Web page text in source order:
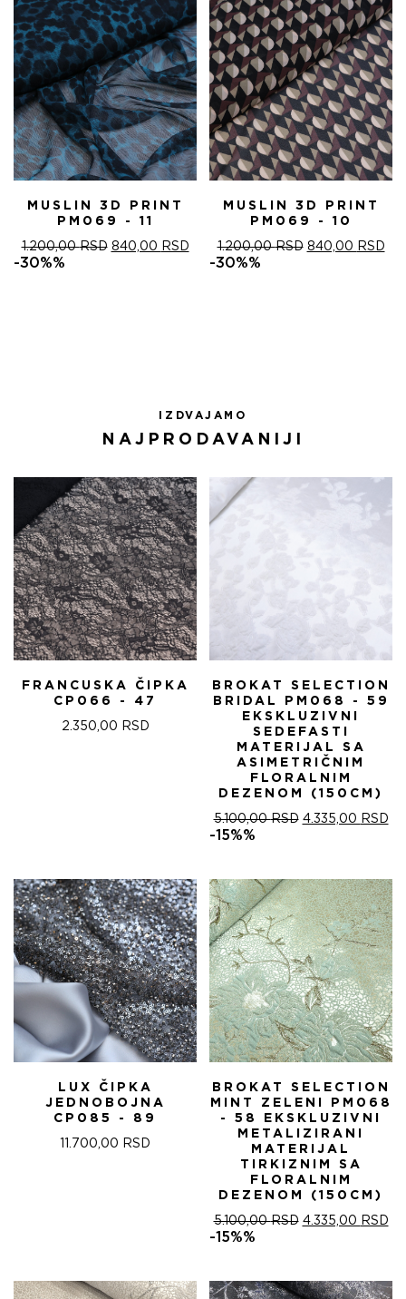
MUSLIN 3D PRINT
PM069 - 11
1.200,00RSD ОРИГИНАЛНА
840,00 RSDТРЕНУТНА
ЦЕНА
-30%%
MUSLIN 3D PRINT
PM069 - 10
1.200,00RSD ОРИГИНАЛНА
840,00 RSD
-30%%
IZDVAJAMO
NAJPRODAVANIJI
FRANCUSKA ČIPKA
CP066 - 47
2.350,00 RSD
BROKAT SELECTION
BRIDAL PM068 - 59
EKSKLUZIVNI
SEDEFASTI
MATERIJAL SA
ASIMETRIČNIM
FLORALNIM
DEZENOM (150CM)
5.100,00RSD ОРИГИНАЛНА
5.100,00 RSD.
4.335,00 RSD
-15%%
LUX ČIPKA
JEDNOBOJNA
CP085 - 89
11.700,00 RSD
BROKAT SELECTION
MINT ZELENI PM068
- 58 EKSKLUZIVNI
METALIZIRANI
MATERIJAL
TIRKIZNIM SA
FLORALNIM
DEZENOM (150CM)
5.100,00RSD ОРИГИНАЛНА
5.100,00 RSD.
4.335,00 RSD
-15%%